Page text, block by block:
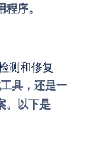
序。
测和修复
具，还是一
。以下是